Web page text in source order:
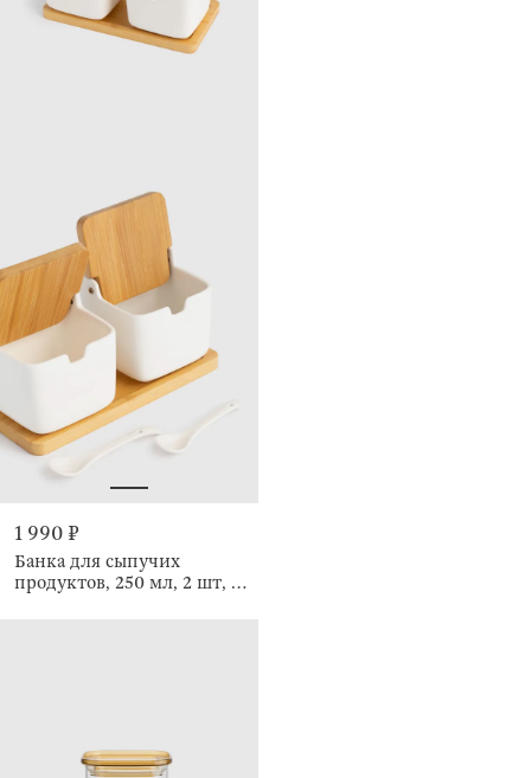
1 990 ₽
Банка для сыпучих
продуктов, 250 мл, 2 шт, с